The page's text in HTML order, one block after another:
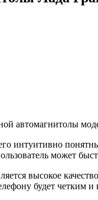
автомагнитолы
интуитивно
может
высокое
будет четким